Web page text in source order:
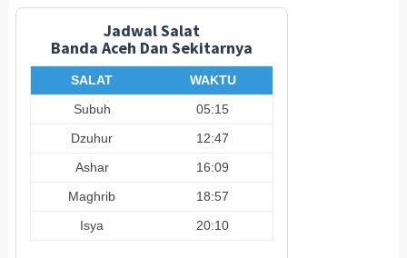
Jadwal Salat
Banda Aceh Dan Sekitarnya
SALAT
WAKTU
Subuh
05:15
Dzuhur
12:47
Ashar
16:09
Maghrib
18:57
Isya
20:10